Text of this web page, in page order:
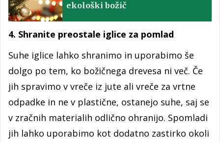
ekološki božič
4. Shranite preostale iglice za pomlad
Suhe iglice lahko shranimo in uporabimo še
dolgo po tem, ko božičnega drevesa ni več. Če
jih spravimo v vreče iz jute ali vreče za vrtne
odpadke in ne v plastične, ostanejo suhe, saj se
v zračnih materialih odlično ohranijo. Spomladi
jih lahko uporabimo kot dodatno zastirko okoli